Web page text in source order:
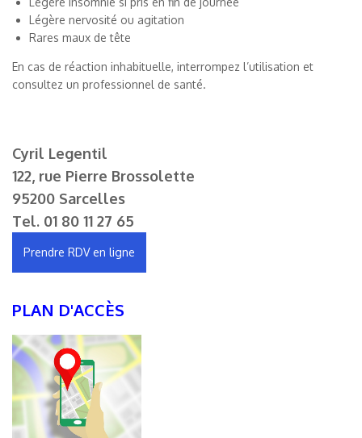
Légère nervosité ou agitation
Rares maux de tête
En cas de réaction inhabituelle, interrompez l’utilisation et
consultez un professionnel de santé.
Cyril Legentil
122, rue Pierre Brossolette
95200 Sarcelles
Tel. 01 80 11 27 65
Prendre RDV en ligne
PLAN D'ACCÈS